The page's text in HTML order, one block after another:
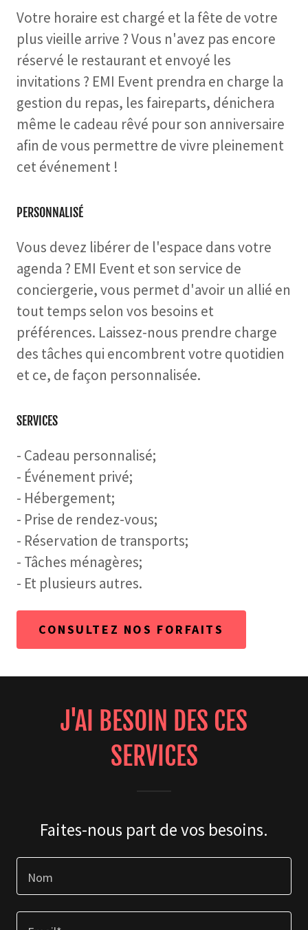
Votre horaire est chargé et la fête de votre
plus vieille arrive ? Vous n'avez pas encore
réservé le restaurant et envoyé les
invitations ? EMI Event prendra en charge la
gestion du repas, les faireparts, dénichera
même le cadeau rêvé pour son anniversaire
afin de vous permettre de vivre pleinement
cet événement !
PERSONNALISÉ
Vous devez libérer de l'espace dans votre
agenda ? EMI Event et son service de
conciergerie, vous permet d'avoir un allié en
tout temps selon vos besoins et
préférences. Laissez-nous prendre charge
des tâches qui encombrent votre quotidien
et ce, de façon personnalisée.
SERVICES
- Cadeau personnalisé;
- Événement privé;
- Hébergement;
- Prise de rendez-vous;
- Réservation de transports;
- Tâches ménagères;
- Et plusieurs autres.
CONSULTEZ NOS FORFAITS
J'AI BESOIN DES CES
SERVICES
Faites-nous part de vos besoins.
Nom